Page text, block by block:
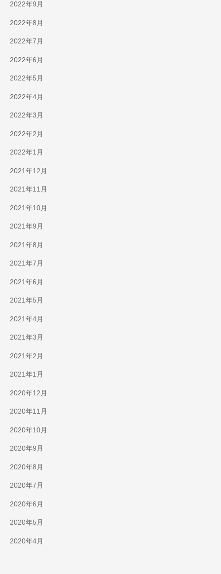
2022年9月
2022年8月
2022年7月
2022年6月
2022年5月
2022年4月
2022年3月
2022年2月
2022年1月
2021年12月
2021年11月
2021年10月
2021年9月
2021年8月
2021年7月
2021年6月
2021年5月
2021年4月
2021年3月
2021年2月
2021年1月
2020年12月
2020年11月
2020年10月
2020年9月
2020年8月
2020年7月
2020年6月
2020年5月
2020年4月